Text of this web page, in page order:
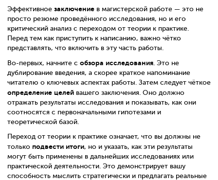
Эффективное заключение в магистерской работе — это не
просто резюме проведённого исследования, но и его
критический анализ с переходом от теории к практике.
Перед тем как приступить к написанию, важно чётко
представлять, что включить в эту часть работы.
Во-первых, начните с обзора исследования . Это не
дублирование введения, а скорее краткое напоминание
читателю о ключевых аспектах работы. Затем следует чёткое
определение целей вашего заключения. Оно должно
отражать результаты исследования и показывать, как они
соотносятся с первоначальными гипотезами и
теоретической базой.
Переход от теории к практике означает, что вы должны не
только подвести итоги, но и указать, как эти результаты
могут быть применены в дальнейших исследованиях или
практической деятельности. Это демонстрирует вашу
способность мыслить стратегически и предлагать реальные